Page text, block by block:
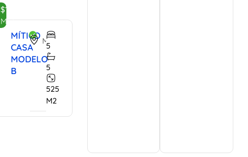
$15,700,000
Mxn
MÍTICO
CASA
MODELO
B
Mítico Residencial, San Miguel de Allende, Guanajuato, 37892, Mexico
5
5
525
M2